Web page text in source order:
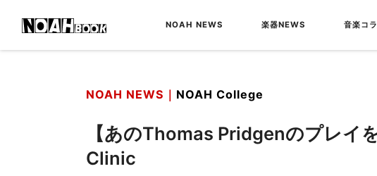
NOAH NEWS 楽器NEWS 音楽コ
NOAH NEWS｜ NOAH College
【あのThomas Pridgenのプレイ
Clinic